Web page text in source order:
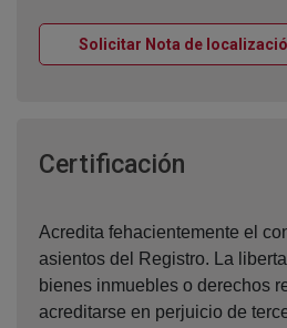
Solicitar Nota de
Certificación
Acredita fehacientemente el
asientos del Registro. La
bienes inmuebles o derechos
acreditarse en perjuicio de